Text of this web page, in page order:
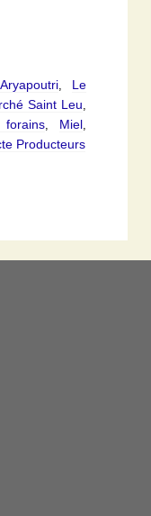
, Le
Saint Leu,
forains, Miel,
Producteurs